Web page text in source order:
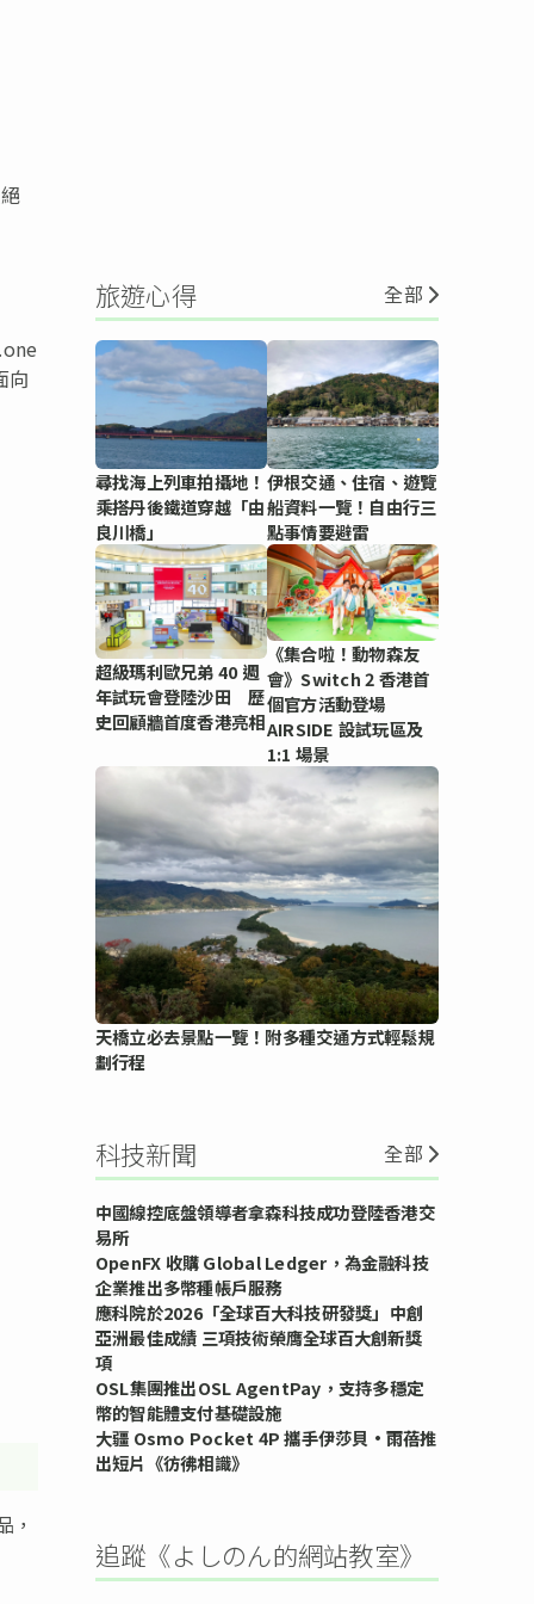
向
，
旅遊心得 全部
尋找海上列車拍攝地！
乘搭丹後鐵道穿越「由
良川橋」
伊根交通、住宿、遊覽
船資料一覽！自由行三
點事情要避雷
超級瑪利歐兄弟 40 週
年試玩會登陸沙田 歷
史回顧牆首度香港亮相
《集合啦！動物森友
會》Switch 2 香港首
個官方活動登場
AIRSIDE 設試玩區及
1:1 場景
天橋立必去景點一覽！附多種交通方式輕鬆規
劃行程
科技新聞 全部
中國線控底盤領導者拿森科技成功登陸香港交
易所
OpenFX 收購 Global Ledger，為金融科技
企業推出多幣種帳戶服務
應科院於2026「全球百大科技研發獎」中創
亞洲最佳成績 三項技術榮膺全球百大創新獎
項
OSL集團推出OSL AgentPay，支持多穩定
幣的智能體支付基礎設施
大疆 Osmo Pocket 4P 攜手伊莎貝•雨蓓推
出短片《彷彿相識》
追蹤《よしのん的網站教室》